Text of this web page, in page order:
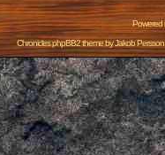
Powered
Chronicles phpBB2 theme byJakob Persson